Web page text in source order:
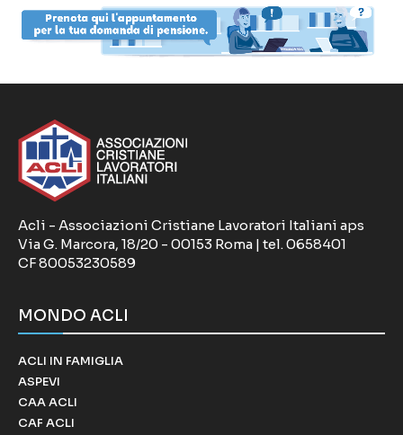
Acli - Associazioni Cristiane Lavoratori Italiani aps
Via G. Marcora, 18/20 - 00153 Roma | tel. 0658401
CF 80053230589
MONDO ACLI
ACLI IN FAMIGLIA
ASPEVI
CAA ACLI
CAF ACLI